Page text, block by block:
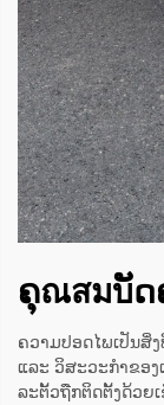
ຄຸณสมบັດ
ຄວາມປອດໄພເປັນສິ່
ແລະ ວິສະວະກຳຂອງ
ລະຕັ້ວຖືກຕິດຕັ້ງດ້ວຍ